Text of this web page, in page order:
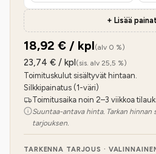
+ Lisää
18,92 € / kpl(alv 0 %)
23,74 € / kpl(sis. alv 25,5 %)
Toimituskulut sisältyvät hintaan.
Silkkipainatus (1-väri)
Toimitusaika noin 2–3 viikkoa
Suuntaa-antava hinta. Tarkan hinnan
tarjouksen.
TARKENNA TARJOUS ·